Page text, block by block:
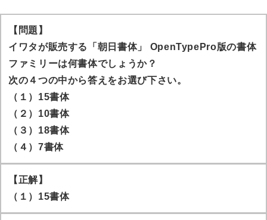
【問題】
イワタが販売する「朝日書体」 OpenTypePro版の書体
ファミリーは何書体でしょうか？
次の４つの中から答えをお選び下さい。
（１）15書体
（２）10書体
（３）18書体
（４）7書体
【正解】
（１）15書体